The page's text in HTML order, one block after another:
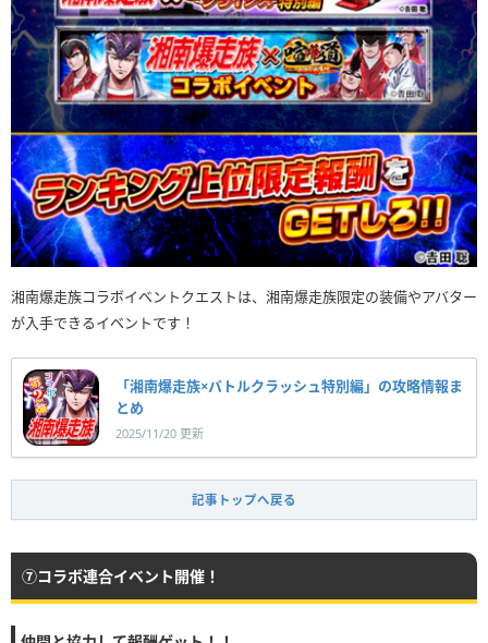
湘南爆走族コラボイベントクエストは、湘南爆走族限定の装備やアバター
が入手できるイベントです！
「湘南爆走族×バトルクラッシュ特別編」の攻略情報ま
とめ
2025/11/20 更新
記事トップへ戻る
⑦コラボ連合イベント開催！